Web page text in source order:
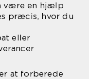
være en hjælp
præcis, hvor du
eller
at forberede